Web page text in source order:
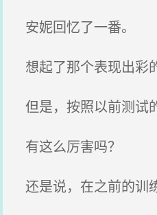
安妮回忆了一番。
想起了那个表现出彩
但是，按照以前测试
有这么厉害吗？
还是说，在之前的训